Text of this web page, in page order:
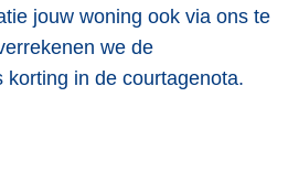
jouw woning ook via ons te
we de
korting in de courtagenota.